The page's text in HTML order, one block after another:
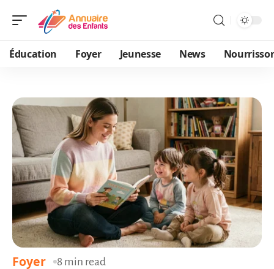
Éducation Foyer Jeunesse News
Foyer 8 min read